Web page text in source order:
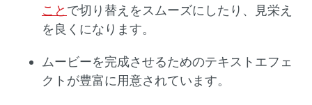
こと で切り替えをスムーズにしたり、見栄え
を良くになります。
ムービーを完成させるためのテキストエフェ
クトが豊富に用意されています。